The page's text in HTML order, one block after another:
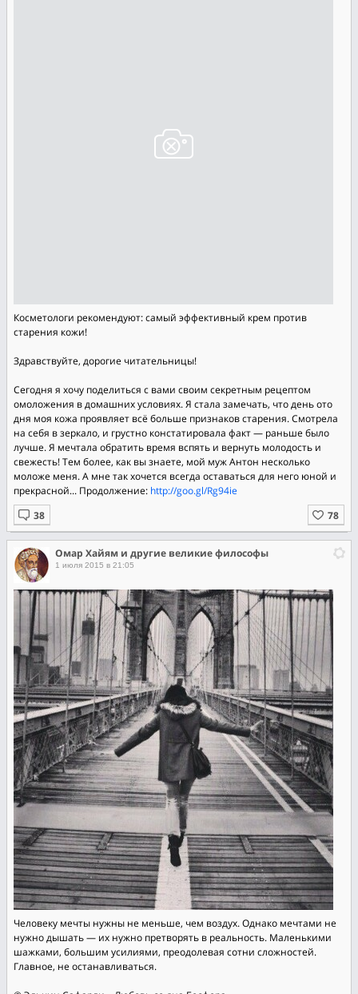
Косметологи рекомендуют: самый эффективный крем против
старения кожи!
Здравствуйте, дорогие читательницы!
Сегодня я хочу поделиться с вами своим секретным рецептом
омоложения в домашних условиях. Я стала замечать, что день ото
дня моя кожа проявляет всё больше признаков старения. Смотрела
на себя в зеркало, и грустно констатировала факт — раньше было
лучше. Я мечтала обратить время вспять и вернуть молодость и
свежесть! Тем более, как вы знаете, мой муж Антон несколько
моложе меня. А мне так хочется всегда оставаться для него юной и
прекрасной... Продолжение: http://goo.gl/Rg94ie
Омар Хайям и другие великие философы
1 июля 2015 в 21:05
Человеку мечты нужны не меньше, чем воздух. Однако мечтами не
нужно дышать — их нужно претворять в реальность. Маленькими
шажками, большим усилиями, преодолевая сотни сложностей.
Главное, не останавливаться.